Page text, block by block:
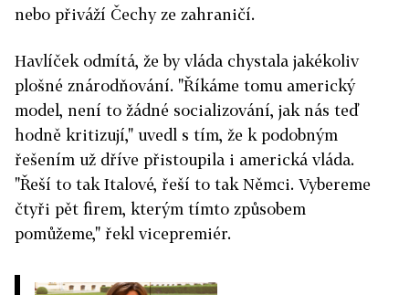
nebo přiváží Čechy ze zahraničí.
Havlíček odmítá, že by vláda chystala jakékoliv
plošné znárodňování. "Říkáme tomu americký
model, není to žádné socializování, jak nás teď
hodně kritizují," uvedl s tím, že k podobným
řešením už dříve přistoupila i americká vláda.
"Řeší to tak Italové, řeší to tak Němci. Vybereme
čtyři pět firem, kterým tímto způsobem
pomůžeme," řekl vicepremiér.